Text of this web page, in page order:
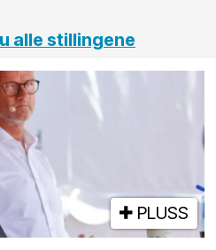
alle stillingene
PLUSS